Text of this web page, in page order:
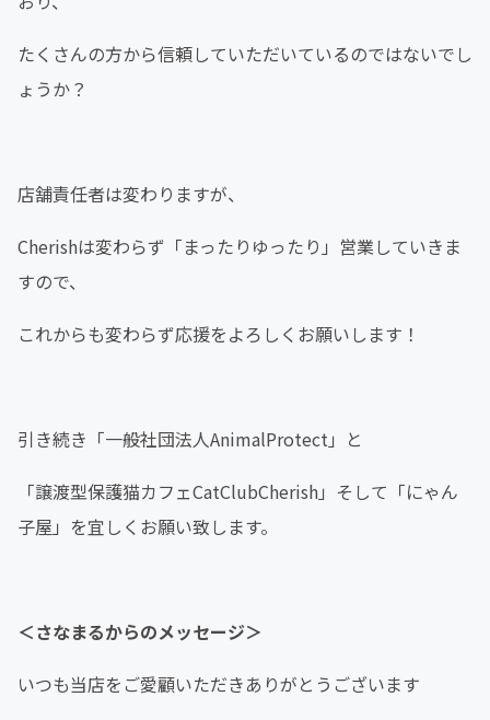
たくさんの方から信頼していただいているのではないでし
ょうか？
店舗責任者は変わりますが、
Cherishは変わらず「まったりゆったり」営業していきま
すので、
これからも変わらず応援をよろしくお願いします！
引き続き「一般社団法人AnimalProtect」と
「譲渡型保護猫カフェCatClubCherish」そして「にゃん
子屋」を宜しくお願い致します。
＜さなまるからのメッセージ＞
いつも当店をご愛顧いただきありがとうございます